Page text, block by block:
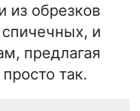
из обрезков
и
предлагая
так.